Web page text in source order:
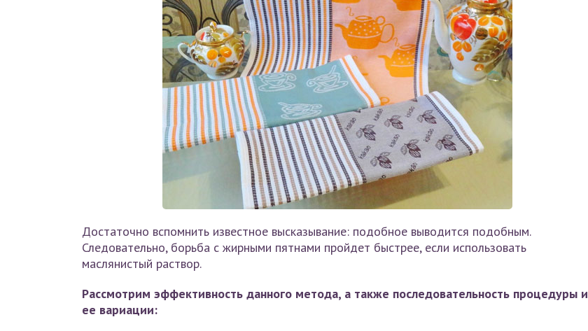
Достаточно вспомнить известное высказывание: подобное выводится подобным.
Следовательно, борьба с жирными пятнами пройдет быстрее, если использовать
маслянистый раствор.
Рассмотрим эффективность данного метода, а также последовательность процедуры и
ее вариации: